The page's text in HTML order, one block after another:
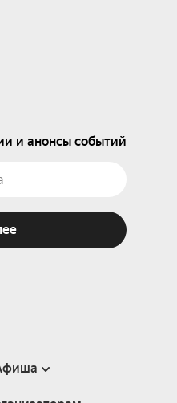
и анонсы событий